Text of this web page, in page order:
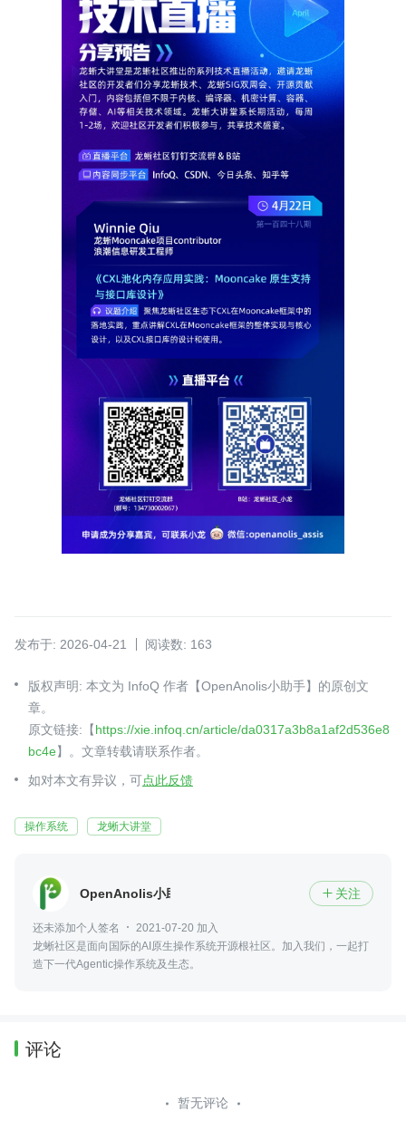
发布于: 2026-04-21 阅读数: 163
版权声明: 本文为 InfoQ 作者【OpenAnolis小助手】的原创文
章。
原文链接:【https://xie.infoq.cn/article/da0317a3b8a1af2d536e8
bc4e】。文章转载请联系作者。
如对本文有异议，可点此反馈
操作系统 龙蜥大讲堂
OpenAnolis小助手  关注
还未添加个人签名
2021-07-20 加入
龙蜥社区是面向国际的AI原生操作系统开源根社区。加入我们，一起打
造下一代Agentic操作系统及生态。
评论
暂无评论